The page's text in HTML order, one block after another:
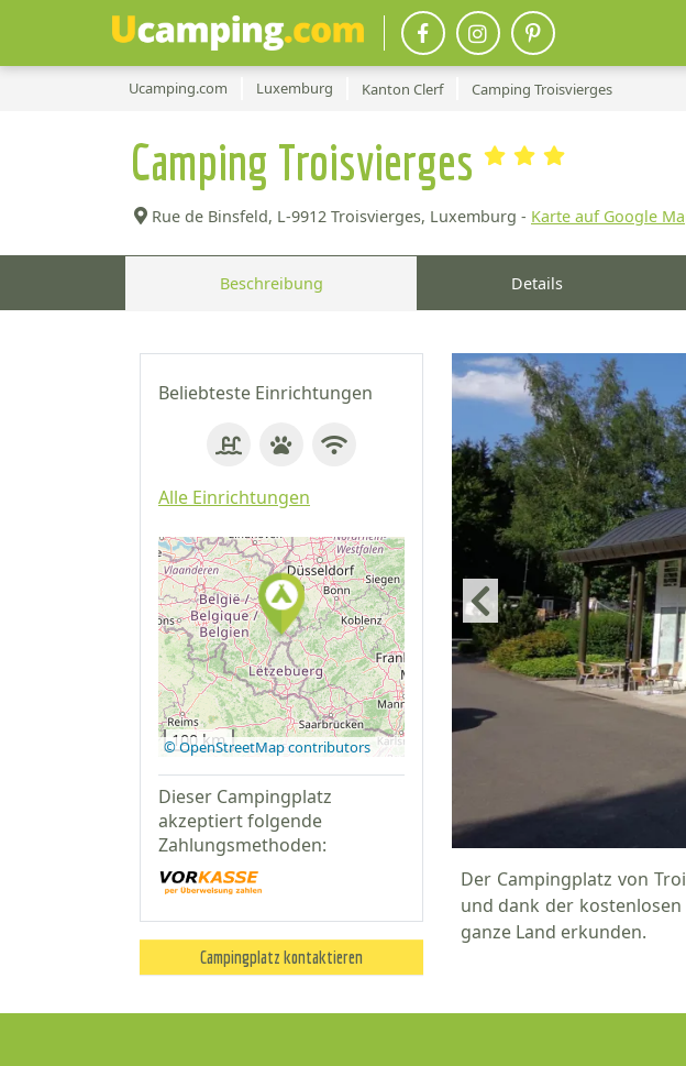
Ucamping.com Luxemburg Kanton Clerf Camping Troisvierges
Camping Troisvierges
Rue de Binsfeld, L-9912 Troisvierges, Luxemburg - Karte auf Google
Beschreibung Details
Beliebteste Einrichtungen
Alle Einrichtungen
Auf Google
Maps
anzeigen
100 km
© OpenStreetMap contributors
Dieser Campingplatz
akzeptiert folgende
Zahlungsmethoden:
Campingplatz kontaktieren
Der Campingplatz von
und dank der
ganze Land erkunden.